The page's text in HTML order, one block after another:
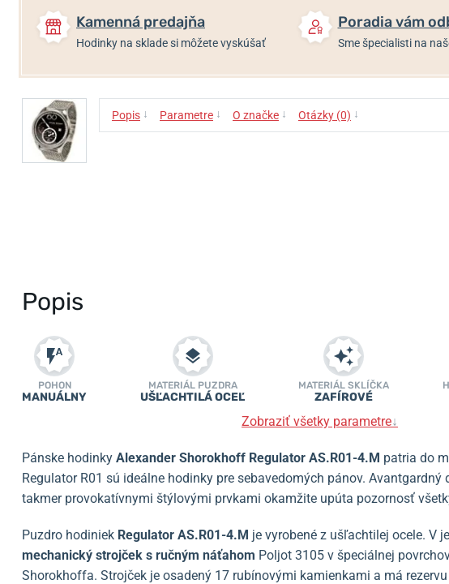
Kamenná predajňa
Hodinky na sklade si môžete vyskúšať
Poradia vám
Sme špecialisti na
Popis ↓ Parametre ↓ O značke ↓ Otázky (0) ↓
Popis
POHON
MANUÁLNY
MATERIÁL PUZDRA
UŠĽACHTILÁ OCEĽ
MATERIÁL SKLÍČKA
ZAFÍROVÉ
Zobraziť všetky parametre↓
Pánske hodinky Alexander Shorokhoff Regulator AS.R01-4.M patria do
Regulator R01 sú ideálne hodinky pre sebavedomých pánov.
takmer provokatívnymi štýlovými prvkami okamžite upúta pozornosť
Puzdro hodiniek Regulator AS.R01-4.M je vyrobené z ušľachtilej ocele. V
mechanický strojček s ručným náťahom Poljot 3105 v špeciálnej
Shorokhoffa. Strojček je osadený 17 rubínovými kamienkami a má